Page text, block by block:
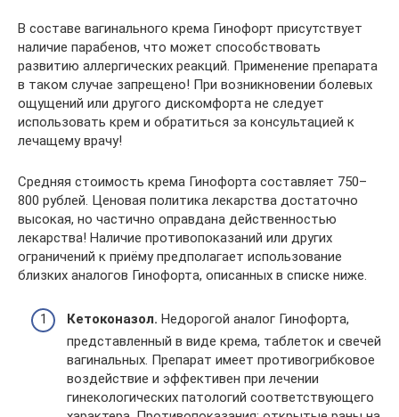
В составе вагинального крема Гинофорт присутствует
наличие парабенов, что может способствовать
развитию аллергических реакций. Применение препарата
в таком случае запрещено! При возникновении болевых
ощущений или другого дискомфорта не следует
использовать крем и обратиться за консультацией к
лечащему врачу!
Средняя стоимость крема Гинофорта составляет 750–
800 рублей. Ценовая политика лекарства достаточно
высокая, но частично оправдана действенностью
лекарства! Наличие противопоказаний или других
ограничений к приёму предполагает использование
близких аналогов Гинофорта, описанных в списке ниже.
Кетоконазол. Недорогой аналог Гинофорта,
представленный в виде крема, таблеток и свечей
вагинальных. Препарат имеет противогрибковое
воздействие и эффективен при лечении
гинекологических патологий соответствующего